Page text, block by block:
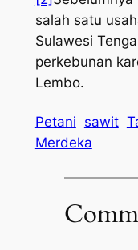
salah satu
Sulawesi
perkebunan
Lembo.
Petani sawit
Merdeka